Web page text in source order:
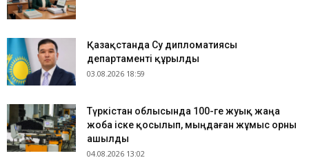
Қазақстанда Су дипломатиясы
департаменті құрылды
03.08.2026 18:59
Түркістан облысында 100-ге жуық жаңа
жоба іске қосылып, мыңдаған жұмыс орны
ашылды
04.08.2026 13:02